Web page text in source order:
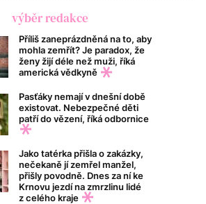
výběr redakce
Příliš zaneprázdněná na to, aby
mohla zemřít? Je paradox, že
ženy žijí déle než muži, říká
americká vědkyně
Pasťáky nemají v dnešní době
existovat. Nebezpečné děti
patří do vězení, říká odbornice
Jako tatérka přišla o zakázky,
nečekaně jí zemřel manžel,
přišly povodně. Dnes za ní ke
Krnovu jezdí na zmrzlinu lidé
z celého kraje